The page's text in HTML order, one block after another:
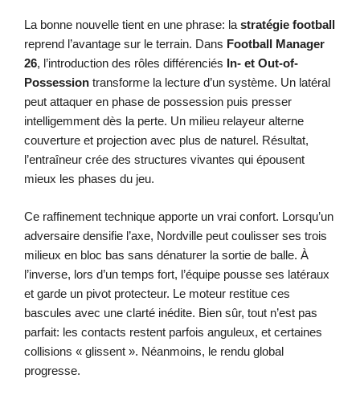
La bonne nouvelle tient en une phrase: la stratégie football
reprend l’avantage sur le terrain. Dans Football Manager
26, l’introduction des rôles différenciés In- et Out-of-
Possession transforme la lecture d’un système. Un latéral
peut attaquer en phase de possession puis presser
intelligemment dès la perte. Un milieu relayeur alterne
couverture et projection avec plus de naturel. Résultat,
l’entraîneur crée des structures vivantes qui épousent
mieux les phases du jeu.
Ce raffinement technique apporte un vrai confort. Lorsqu’un
adversaire densifie l’axe, Nordville peut coulisser ses trois
milieux en bloc bas sans dénaturer la sortie de balle. À
l’inverse, lors d’un temps fort, l’équipe pousse ses latéraux
et garde un pivot protecteur. Le moteur restitue ces
bascules avec une clarté inédite. Bien sûr, tout n’est pas
parfait: les contacts restent parfois anguleux, et certaines
collisions « glissent ». Néanmoins, le rendu global
progresse.